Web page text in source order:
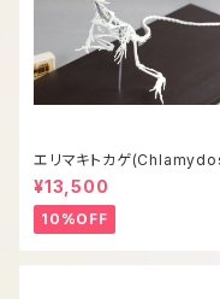
エリマキトカゲ
rus kingii) 等倍全身骨格模
¥13,500
10%OFF